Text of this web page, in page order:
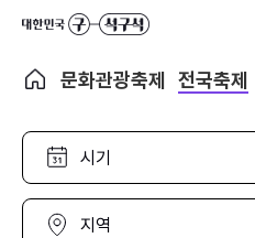
문화관광축제 전국축제
시
선
택
지